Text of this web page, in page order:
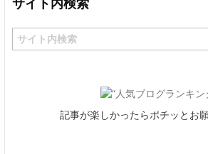
記事が楽しかったらポチッとお